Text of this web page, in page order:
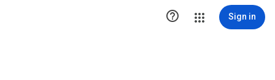
 Sign in